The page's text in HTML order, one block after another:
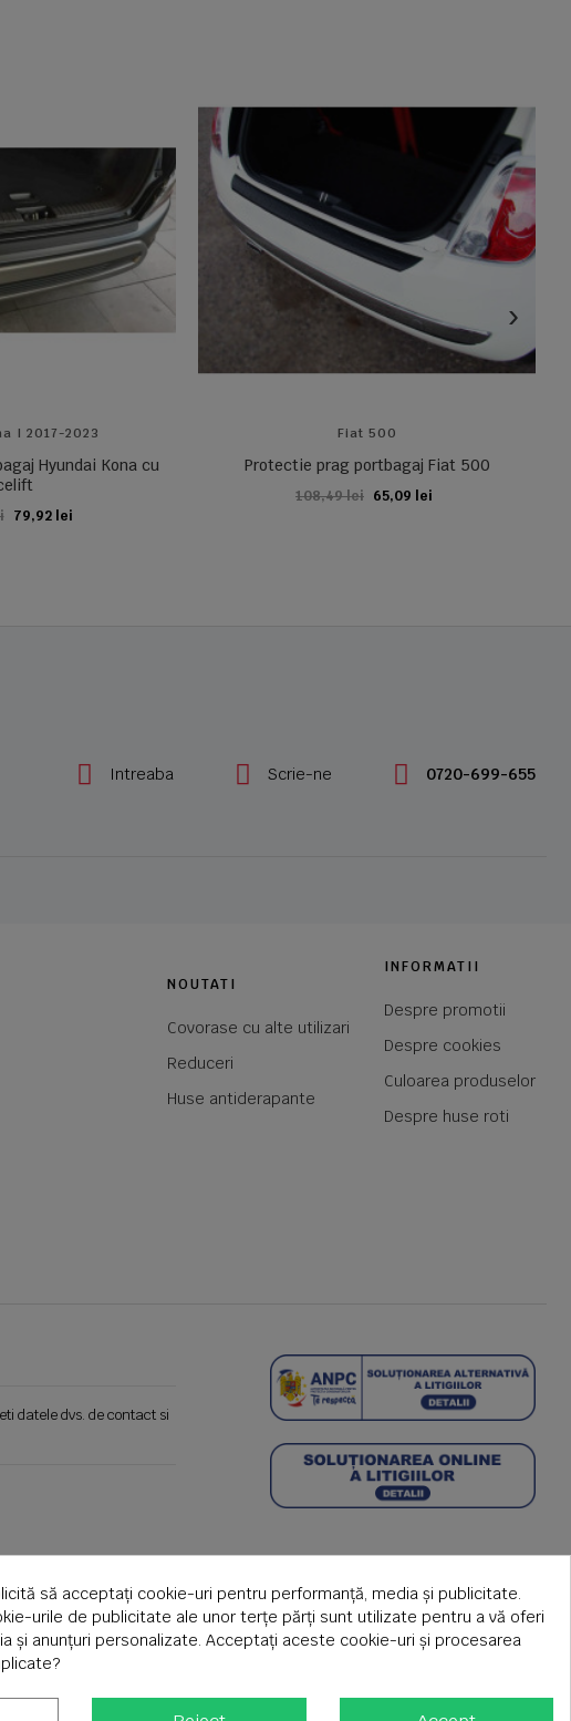
I 2017-2023
Hyundai Kona cu
79,92 lei
IN COS
Fiat 500
Protectie prag portbagaj Fiat 500
108,49 lei 65,09 lei
ADAUGA IN COS
Intreaba Scrie-ne 0720-699-655
NOUTATI
Covorase cu alte utilizari
Reduceri
Huse antiderapante
INFORMATII
Despre promotii
Despre cookies
Culoarea produselor
Despre huse roti
datele dvs. de contact si
să acceptați cookie-uri pentru performanță, media și publicitate.
urile de publicitate ale unor terțe părți sunt utilizate pentru a vă oferi
și anunțuri personalizate. Acceptați aceste cookie-uri și procesarea